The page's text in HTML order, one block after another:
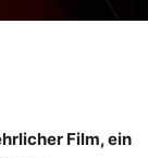
Film, ein